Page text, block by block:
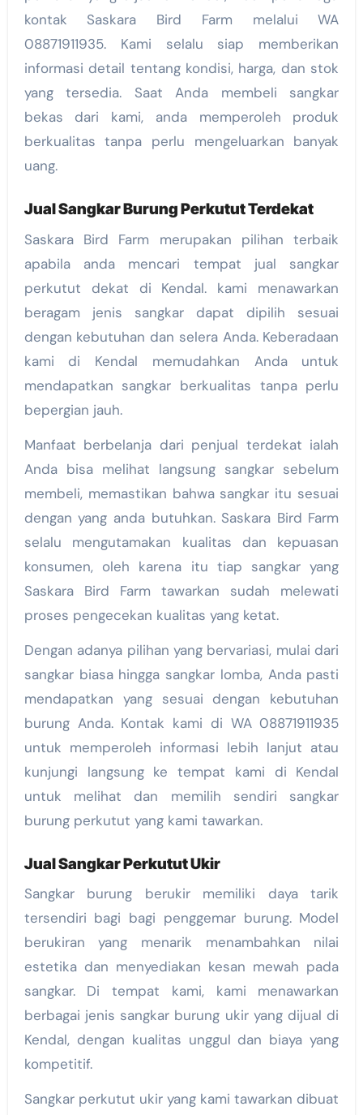
kontak Saskara Bird Farm melalui WA
08871911935. Kami selalu siap memberikan
informasi detail tentang kondisi, harga, dan stok
yang tersedia. Saat Anda membeli sangkar
bekas dari kami, anda memperoleh produk
berkualitas tanpa perlu mengeluarkan banyak
uang.
Jual Sangkar Burung Perkutut Terdekat
Saskara Bird Farm merupakan pilihan terbaik
apabila anda mencari tempat jual sangkar
perkutut dekat di Kendal. kami menawarkan
beragam jenis sangkar dapat dipilih sesuai
dengan kebutuhan dan selera Anda. Keberadaan
kami di Kendal memudahkan Anda untuk
mendapatkan sangkar berkualitas tanpa perlu
bepergian jauh.
Manfaat berbelanja dari penjual terdekat ialah
Anda bisa melihat langsung sangkar sebelum
membeli, memastikan bahwa sangkar itu sesuai
dengan yang anda butuhkan. Saskara Bird Farm
selalu mengutamakan kualitas dan kepuasan
konsumen, oleh karena itu tiap sangkar yang
Saskara Bird Farm tawarkan sudah melewati
proses pengecekan kualitas yang ketat.
Dengan adanya pilihan yang bervariasi, mulai dari
sangkar biasa hingga sangkar lomba, Anda pasti
mendapatkan yang sesuai dengan kebutuhan
burung Anda. Kontak kami di WA 08871911935
untuk memperoleh informasi lebih lanjut atau
kunjungi langsung ke tempat kami di Kendal
untuk melihat dan memilih sendiri sangkar
burung perkutut yang kami tawarkan.
Jual Sangkar Perkutut Ukir
Sangkar burung berukir memiliki daya tarik
tersendiri bagi bagi penggemar burung. Model
berukiran yang menarik menambahkan nilai
estetika dan menyediakan kesan mewah pada
sangkar. Di tempat kami, kami menawarkan
berbagai jenis sangkar burung ukir yang dijual di
Kendal, dengan kualitas unggul dan biaya yang
kompetitif.
Sangkar perkutut ukir yang kami tawarkan dibuat